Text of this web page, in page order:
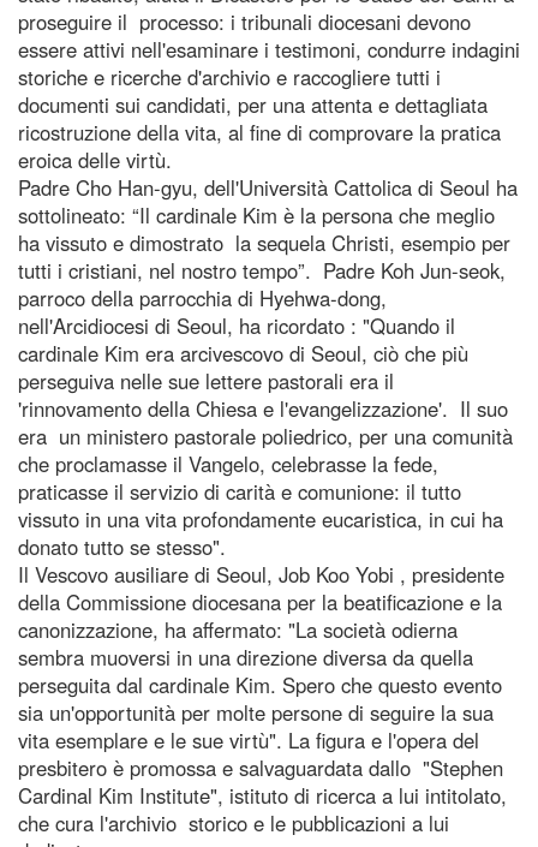
proseguire il processo: i tribunali diocesani devono
essere attivi nell'esaminare i testimoni, condurre indagini
storiche e ricerche d'archivio e raccogliere tutti i
documenti sui candidati, per una attenta e dettagliata
ricostruzione della vita, al fine di comprovare la pratica
eroica delle virtù.
Padre Cho Han-gyu, dell'Università Cattolica di Seoul ha
sottolineato: “Il cardinale Kim è la persona che meglio
ha vissuto e dimostrato la sequela Christi, esempio per
tutti i cristiani, nel nostro tempo”. Padre Koh Jun-seok,
parroco della parrocchia di Hyehwa-dong,
nell'Arcidiocesi di Seoul, ha ricordato : "Quando il
cardinale Kim era arcivescovo di Seoul, ciò che più
perseguiva nelle sue lettere pastorali era il
'rinnovamento della Chiesa e l'evangelizzazione'. Il suo
era un ministero pastorale poliedrico, per una comunità
che proclamasse il Vangelo, celebrasse la fede,
praticasse il servizio di carità e comunione: il tutto
vissuto in una vita profondamente eucaristica, in cui ha
donato tutto se stesso".
Il Vescovo ausiliare di Seoul, Job Koo Yobi , presidente
della Commissione diocesana per la beatificazione e la
canonizzazione, ha affermato: "La società odierna
sembra muoversi in una direzione diversa da quella
perseguita dal cardinale Kim. Spero che questo evento
sia un'opportunità per molte persone di seguire la sua
vita esemplare e le sue virtù". La figura e l'opera del
presbitero è promossa e salvaguardata dallo "Stephen
Cardinal Kim Institute", istituto di ricerca a lui intitolato,
che cura l'archivio storico e le pubblicazioni a lui